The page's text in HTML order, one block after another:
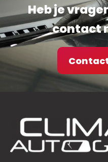
Heb je
contact